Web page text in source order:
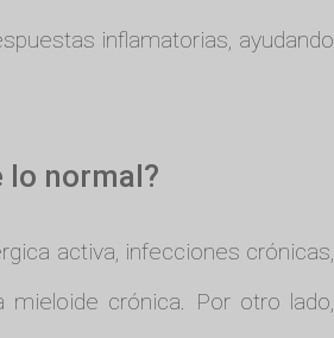
inflamatorias, ayudando
lo normal?
activa, infecciones crónicas,
mieloide crónica. Por otro lado,